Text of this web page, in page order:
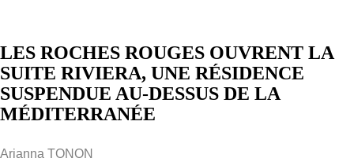
LES ROCHES ROUGES OUVRENT LA
SUITE RIVIERA, UNE RÉSIDENCE
SUSPENDUE AU-DESSUS DE LA
MÉDITERRANÉE
Arianna TONON